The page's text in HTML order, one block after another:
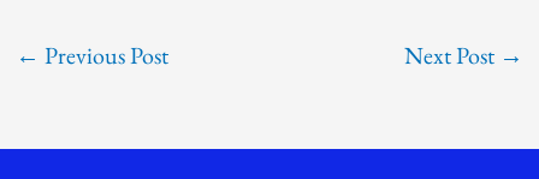
← Previous Post Next Post →